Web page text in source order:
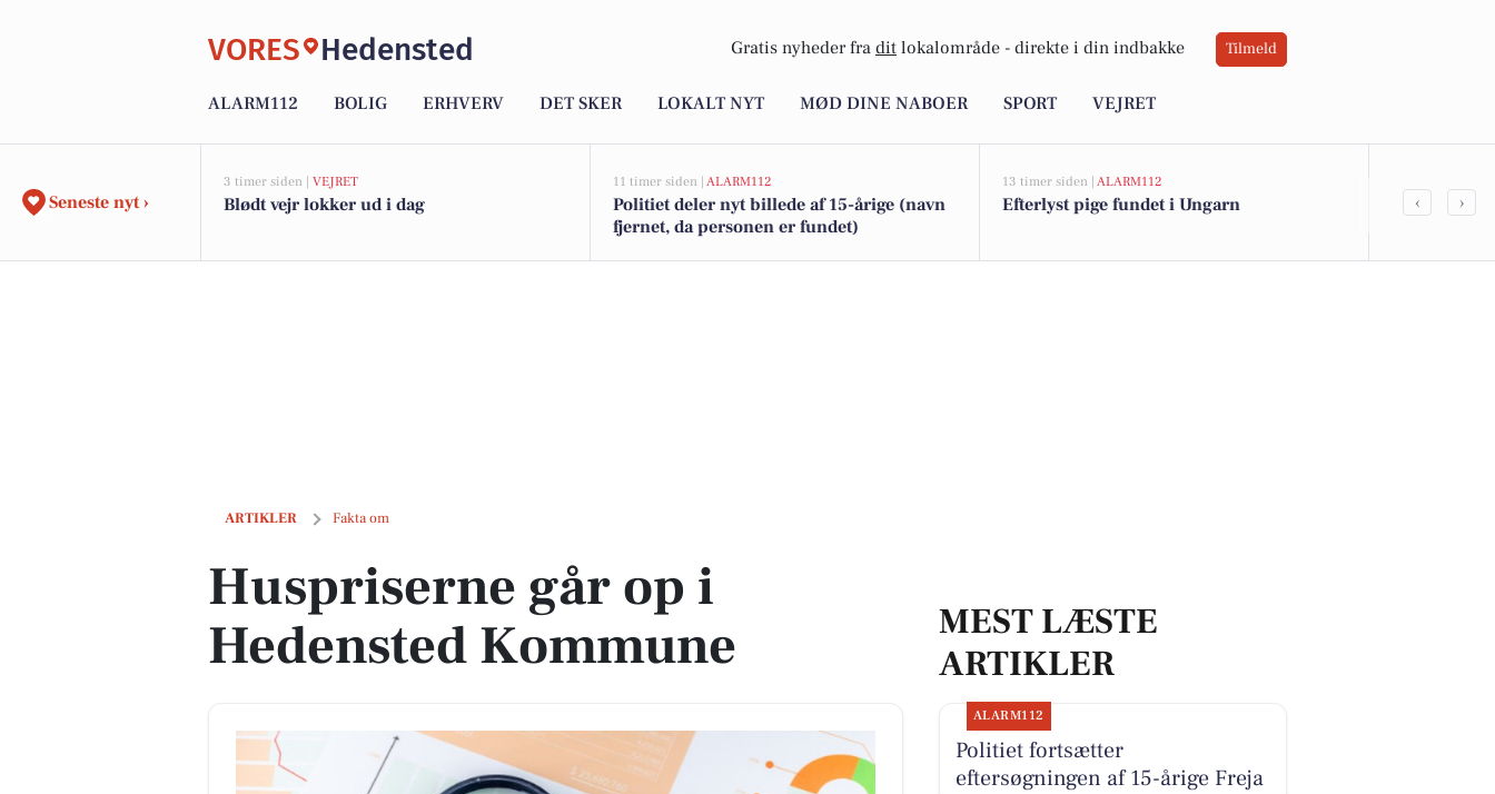
VORES Hedensted Gratis nyheder fra dit lokalområde - direkte i din indbakke Tilmeld
ALARM112 BOLIG ERHVERV DET SKER LOKALT NYT MØD DINE NABOER SPORT VEJRET
Seneste nyt ›
3 timer siden | VEJRET
Blødt vejr lokker ud i dag
11 timer siden | ALARM112
Politiet deler nyt billede af 15-årige (navn
fjernet, da personen er fundet)
13 timer siden | ALARM112
Efterlyst pige fundet i Ungarn Politiet
‹ ›
ARTIKLER Fakta om
Huspriserne går op i Hedensted Kommune
Huspriserne går op i
Hedensted Kommune
MEST LÆSTE
ARTIKLER
ALARM112
Politiet fortsætter
eftersøgningen af 15-årige Freja